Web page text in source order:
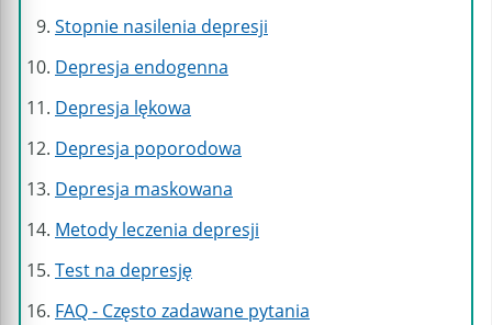
Stopnie nasilenia depresji
Depresja endogenna
Depresja lękowa
Depresja poporodowa
Depresja maskowana
Metody leczenia depresji
Test na depresję
FAQ - Często zadawane pytania